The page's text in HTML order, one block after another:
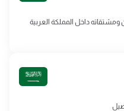
ومشتقاته داخل المملكة العربية